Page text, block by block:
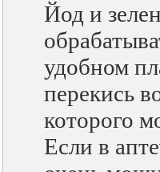
Йод и
удобном
перекись
которого
Если в